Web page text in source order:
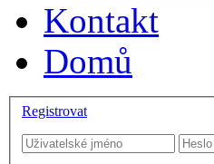
Kontakt
Domů
Registrovat